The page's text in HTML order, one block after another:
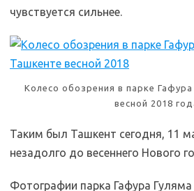
чувствуется сильнее.
Колесо обозрения в парке
весной 2018
Таким был Ташкент сегодня, 11
незадолго до весеннего Нового
Фотографии парка Гафура